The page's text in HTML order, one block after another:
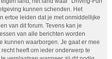
kunnen schenden. Het
ertoe leiden dat je met onmiddellijke
van dit forum. Tevens kan je
van alle berichten worden
kunnen waarborgen. Je gaat er mee
heeft om ieder onderwerp te